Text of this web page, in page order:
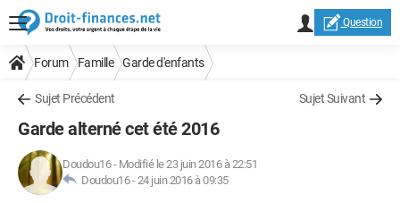
Question
Forum Famille Garde d'enfants
Sujet Précédent Sujet Suivant
Garde alterné cet été 2016
Doudou16- Modifié le 23 juin 2016 à 22:51
Doudou16 -24 juin 2016 à 09:35